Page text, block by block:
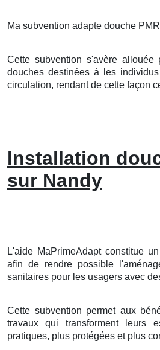
Ma subvention adapte douche
Cette subvention s'avère
douches destinées à les
circulation, rendant de cette façon
Installation
sur Nandy
L'aide MaPrimeAdapt constitue
afin de rendre possible
sanitaires pour les usagers avec
Cette subvention permet aux
travaux qui transforment leurs
pratiques, plus protégées et plus